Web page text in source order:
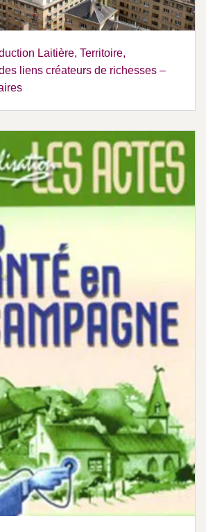
Laitière, Territoire,
liens créateurs de richesses –